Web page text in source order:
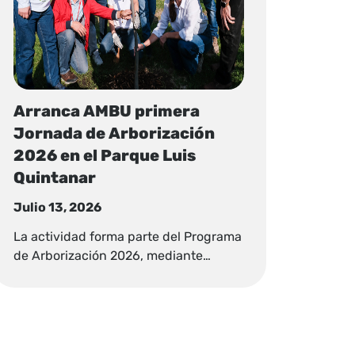
Arranca AMBU primera
Jornada de Arborización
2026 en el Parque Luis
Quintanar
Julio 13, 2026
La actividad forma parte del Programa
de Arborización 2026, mediante…